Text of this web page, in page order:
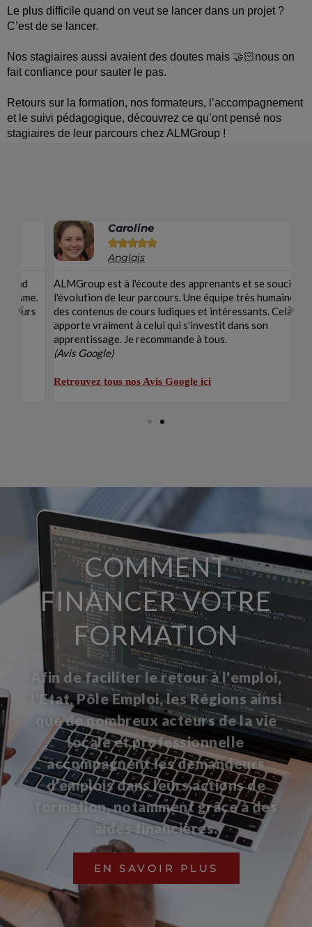
Le plus difficile quand on veut se lancer dans un projet ?
C’est de se lancer.
Nos stagiaires aussi avaient des doutes mais 🤝🏻nous on
fait confiance pour sauter le pas.
Retours sur la formation, nos formateurs, l’accompagnement
et le suivi pédagogique, découvrez ce qu’ont pensé nos
stagiaires de leur parcours chez ALMGroup !
Caroline
  
Anglais
ALMGroup est à l'écoute des apprenants et se soucie de
l'évolution de leur parcours. Une équipe très humaine et
des contenus de cours ludiques et intéressants. Cela
apporte vraiment à celui qui s'investit dans son
apprentissage. Je recommande à tous.
(Avis Google)
Retrouvez tous nos Avis Google ici
COMMENT
FINANCER VOTRE
FORMATION
Afin de faciliter le retour à l'emploi,
l'Etat, Pôle Emploi, les Régions ainsi
que de nombreux acteurs de la vie
locale et professionnelle
accompagnent les demandeurs
d’emplois dans leurs actions de
formation, notamment grâce à des
aides financières.
EN SAVOIR PLUS